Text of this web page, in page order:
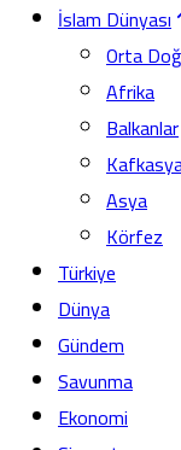
İslam Dünyası
Orta
Afrika
Balkanlar
Asya
Körfez
Türkiye
Dünya
Gündem
Savunma
Ekonomi